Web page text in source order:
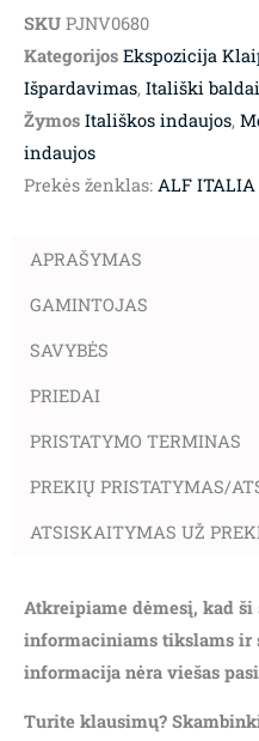
SKU PJNV0680
Kategorijos Ekspozicija
Išpardavimas, Itališki baldai
Žymos Itališkos indaujos,
indaujos
Prekės ženklas: ALF ITALIA
APRAŠYMAS
GAMINTOJAS
SAVYBĖS
PRIEDAI
PRISTATYMO TERMINAS
PREKIŲ PRISTATYMAS/
ATSISKAITYMAS UŽ
Atkreipiame dėmesį, kad
informaciniams tikslams ir
informacija nėra viešas
Turite klausimų?